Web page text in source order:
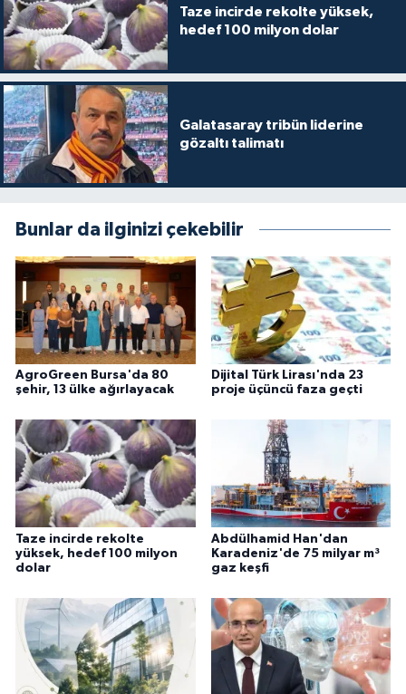
Taze incirde rekolte yüksek,
hedef 100 milyon dolar
Galatasaray tribün liderine
gözaltı talimatı
Bunlar da ilginizi çekebilir
AgroGreen Bursa'da 80
şehir, 13 ülke ağırlayacak
Dijital Türk Lirası'nda 23
proje üçüncü faza geçti
Taze incirde rekolte
yüksek, hedef 100 milyon
dolar
Abdülhamid Han'dan
Karadeniz'de 75 milyar m³
gaz keşfi